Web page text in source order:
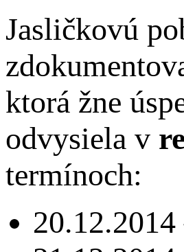
Jasličkovú
ktorá žne
odvysiela v
termínoch: